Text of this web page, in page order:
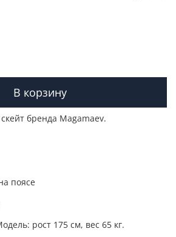
В корзину
бренда Magamaev.
поясе
рост 175 см, вес 65 кг.